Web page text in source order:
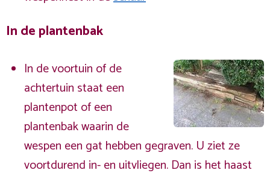
In de plantenbak
In de voortuin of de
achtertuin staat een
plantenpot of een
plantenbak waarin de
wespen een gat hebben gegraven. U ziet ze
voortdurend in- en uitvliegen. Dan is het haast